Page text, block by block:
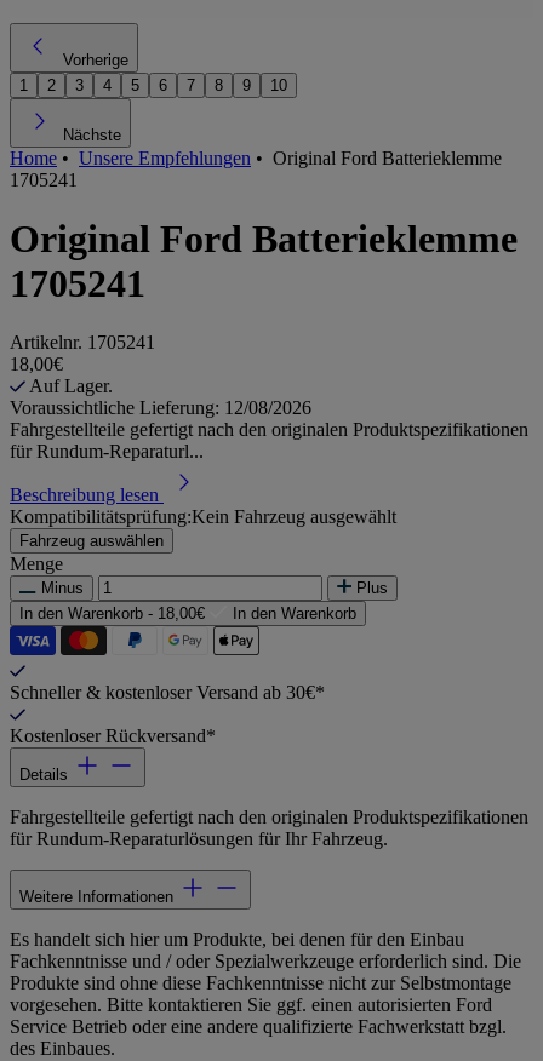
Vorherige
1
2 3 4 5 6 7 8 9 10
Nächste
Home • Unsere Empfehlungen • Original Ford Batterieklemme
1705241
Original Ford Batterieklemme
1705241
Artikelnr. 1705241
18,00€
Auf Lager.
Voraussichtliche Lieferung: 12/08/2026
Fahrgestellteile gefertigt nach den originalen Produktspezifikationen
für Rundum-Reparaturl...
Beschreibung lesen
Kompatibilitätsprüfung:Kein Fahrzeug ausgewählt
Fahrzeug auswählen
Menge
Minus
Plus
In den Warenkorb - 18,00€ In den Warenkorb
Schneller & kostenloser Versand ab 30€*
Kostenloser Rückversand*
Details
Fahrgestellteile gefertigt nach den originalen Produktspezifikationen
für Rundum-Reparaturlösungen für Ihr Fahrzeug.
Weitere Informationen
Es handelt sich hier um Produkte, bei denen für den Einbau
Fachkenntnisse und / oder Spezialwerkzeuge erforderlich sind. Die
Produkte sind ohne diese Fachkenntnisse nicht zur Selbstmontage
vorgesehen. Bitte kontaktieren Sie ggf. einen autorisierten Ford
Service Betrieb oder eine andere qualifizierte Fachwerkstatt bzgl.
des Einbaues.